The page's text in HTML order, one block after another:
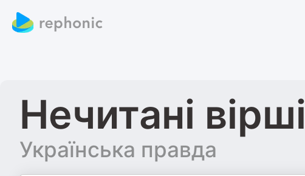
Нечитані вірші
Українська правда